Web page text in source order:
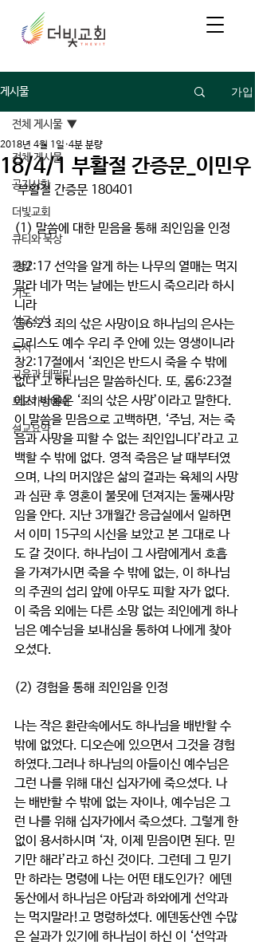
게시물 가입
전체 게시물
공지사항
더빛교회
큐티와 묵상
찬양
기도
선교소식
독서
교육과 테필린
토요가정예배
설교요약
전체 게시물
18/4/1 부활절 간증문_이민우
2018년 4월 1일 4분 분량
부활절 간증문 180401
(1) 말씀에 대한 믿음을 통해 죄인임을 인정
창2:17 선악을 알게 하는 나무의 열매는 먹지
말라 네가 먹는 날에는 반드시 죽으리라 하시
니라
롬6:23 죄의 삯은 사망이요 하나님의 은사는
그리스도 예수 우리 주 안에 있는 영생이니라
창2:17절에서 ‘죄인은 반드시 죽을 수 밖에
없다’고 하나님은 말씀하신다. 또, 롬6:23절
에서 바울은 ‘죄의 삯은 사망’이라고 말한다.
이 말씀을 믿음으로 고백하면, ‘주님, 저는 죽
음과 사망을 피할 수 없는 죄인입니다’라고 고
백할 수 밖에 없다. 영적 죽음은 날 때부터였
으며, 나의 머지않은 삶의 결과는 육체의 사망
과 심판 후 영혼이 불못에 던져지는 둘째사망
임을 안다. 지난 3개월간 응급실에서 일하면
서 이미 15구의 시신을 보았고 본 그대로 나
도 갈 것이다. 하나님이 그 사람에게서 호흡
을 가져가시면 죽을 수 밖에 없는, 이 하나님
의 주권의 섭리 앞에 아무도 피할 자가 없다.
이 죽음 외에는 다른 소망 없는 죄인에게 하나
님은 예수님을 보내심을 통하여 나에게 찾아
오셨다.
(2) 경험을 통해 죄인임을 인정
나는 작은 환란속에서도 하나님을 배반할 수
밖에 없었다. 디오슨에 있으면서 그것을 경험
하였다.그러나 하나님의 아들이신 예수님은
그런 나를 위해 대신 십자가에 죽으셨다. 나
는 배반할 수 밖에 없는 자이나, 예수님은 그
런 나를 위해 십자가에서 죽으셨다. 그렇게 한
없이 용서하시며 ‘자, 이제 믿음이면 된다. 믿
기만 해라’라고 하신 것이다. 그런데 그 믿기
만 하라는 명령에 나는 어떤 태도인가? 에덴
동산에서 하나님은 아담과 하와에게 선악과
는 먹지말라!고 명령하셨다. 에덴동산엔 수많
은 실과가 있기에 하나님이 하신 이 ‘선악과